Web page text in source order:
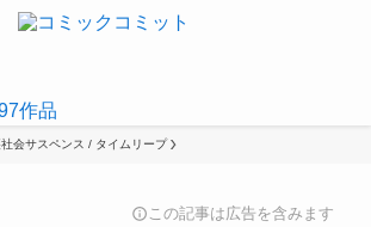
作品
会サスペンス / タイムリープ
infoこの記事は広告を含みます